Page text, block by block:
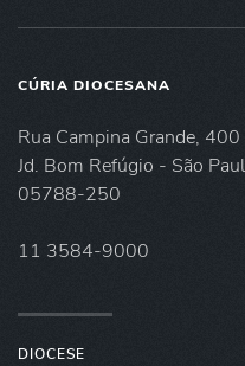
CÚRIA DIOCESANA
Rua Campina Grande, 400
Jd. Bom Refúgio - São
05788-250
11 3584-9000
DIOCESE